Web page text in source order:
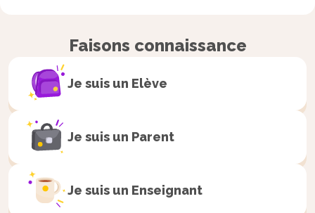
Faisons connaissance
Je suis un Elève
Je suis un Parent
Je suis un Enseignant